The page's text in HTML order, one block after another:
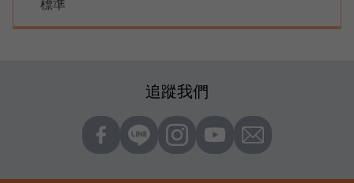
標準
追蹤我們